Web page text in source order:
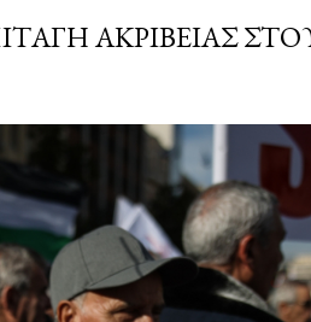
ΑΚΡΙΒΕΊΑΣ